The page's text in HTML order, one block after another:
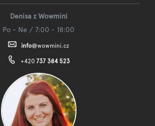
Denisa z Wowmini
Po - Ne / 7:00 - 18:00
info@wowmini.cz
+420 737 384 523